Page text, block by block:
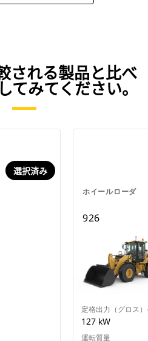
される製品と比べ
てみてください。
選択済み
ホイールローダ
926
定格出力（グロス）
127 kW
運転質量